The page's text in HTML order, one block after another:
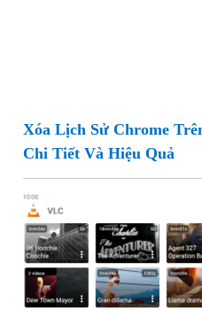
Xóa Lịch Sử Chrome
Chi Tiết Và Hiệu Quả